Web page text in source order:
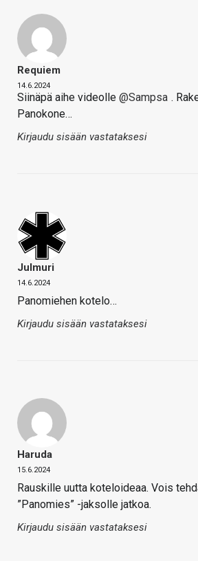
Requiem
14.6.2024
Siinäpä aihe videolle @Sampsa .
Panokone…
Kirjaudu sisään vastataksesi
Julmuri
14.6.2024
Panomiehen kotelo…
Kirjaudu sisään vastataksesi
Haruda
15.6.2024
Rauskille uutta koteloideaa. Vois
”Panomies” -jaksolle jatkoa.
Kirjaudu sisään vastataksesi